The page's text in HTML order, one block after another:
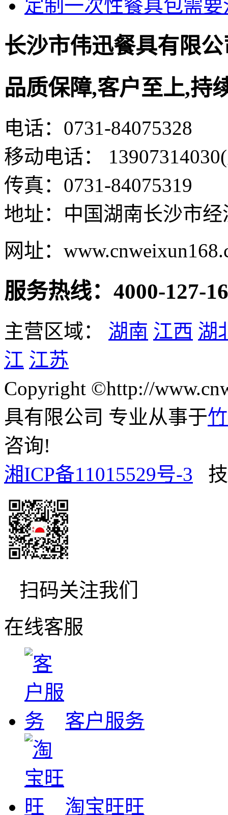
定制一次性餐具包需
长沙市伟迅餐具有限公
品质保障,客户至上,持
电话：0731-84075328
移动电话：
传真：0731-84075319
地址：中国湖南长沙市
网址：
服务热线：4000-127-
主营区域： 湖南 江西 湖
江 江苏
Copyright ©http://
具有限公司 专业从事于
咨询!
湘ICP备11015529号-3
扫码关注我们
在线客服
客户服务
淘宝旺旺